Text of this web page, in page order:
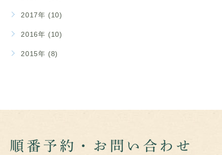
2017年 (10)
2016年 (10)
2015年 (8)
順番予約・お問い合わせ